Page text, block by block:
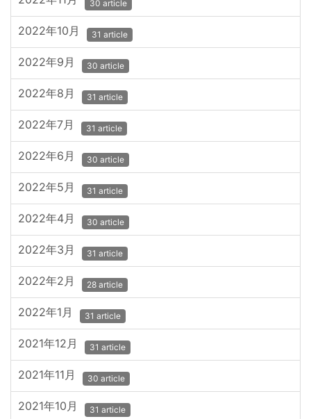
30 article
2022年10月 31 article
2022年9月 30 article
2022年8月 31 article
2022年7月 31 article
2022年6月 30 article
2022年5月 31 article
2022年4月 30 article
2022年3月 31 article
2022年2月 28 article
2022年1月 31 article
2021年12月 31 article
2021年11月 30 article
2021年10月 31 article